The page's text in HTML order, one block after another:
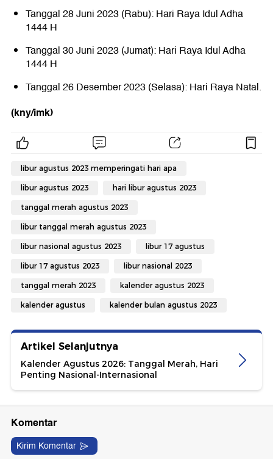
Tanggal 28 Juni 2023 (Rabu): Hari Raya Idul Adha
1444 H
Tanggal 30 Juni 2023 (Jumat): Hari Raya Idul Adha
1444 H
Tanggal 26 Desember 2023 (Selasa): Hari Raya Natal.
(kny/imk)
libur agustus 2023 memperingati hari apa
libur agustus 2023 hari libur agustus 2023
tanggal merah agustus 2023
libur tanggal merah agustus 2023
libur nasional agustus 2023 libur 17 agustus
libur 17 agustus 2023 libur nasional 2023
tanggal merah 2023 kalender agustus 2023
kalender agustus kalender bulan agustus 2023
Artikel Selanjutnya
Kalender Agustus 2026: Tanggal Merah, Hari
Penting Nasional-Internasional